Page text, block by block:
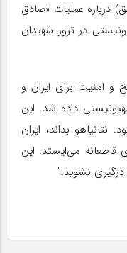
درباره عملیات «صادق
در ترور شهیدان
امنیت برای ایران و
داده شد. این
نتانیاهو بداند، ایران
می‌ایستد. این
درگیری نشوید.”